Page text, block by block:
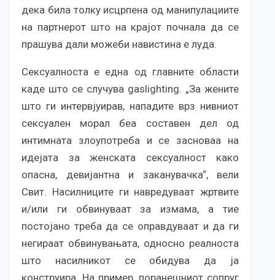
дека била толку исцрпена од манипулациите
на партнерот што на крајот почнала да се
прашува дали можеби навистина е луда.
Сексуалноста е една од главните области
каде што се случува gaslighting. „За жените
што ги интервјуирав, нападите врз нивниот
сексуален морал беа составен дел од
интимната злоупотреба и се засноваа на
идејата за женската сексуалност како
опасна, девијантна и заканувачкa“, вели
Свит. Насилниците ги навредуваат жртвите
и/или ги обвинуваат за измама, а тие
постојано треба да се оправдуваат и да ги
негираат обвинувањата, односно реалноста
што насилникот се обидува да ја